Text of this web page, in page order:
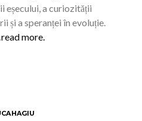
eșecului, a curiozității
și a speranței în evoluție.
read more.